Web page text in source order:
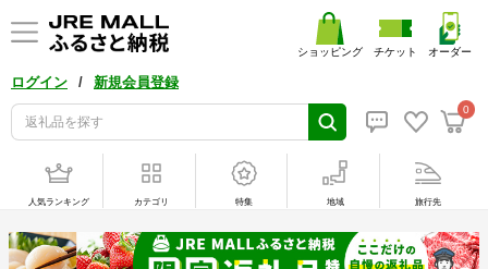
ログイン / 新規会員登録
0
ショッピング チケット オーダー
人気ランキング カテゴリ 特集 地域 旅行先